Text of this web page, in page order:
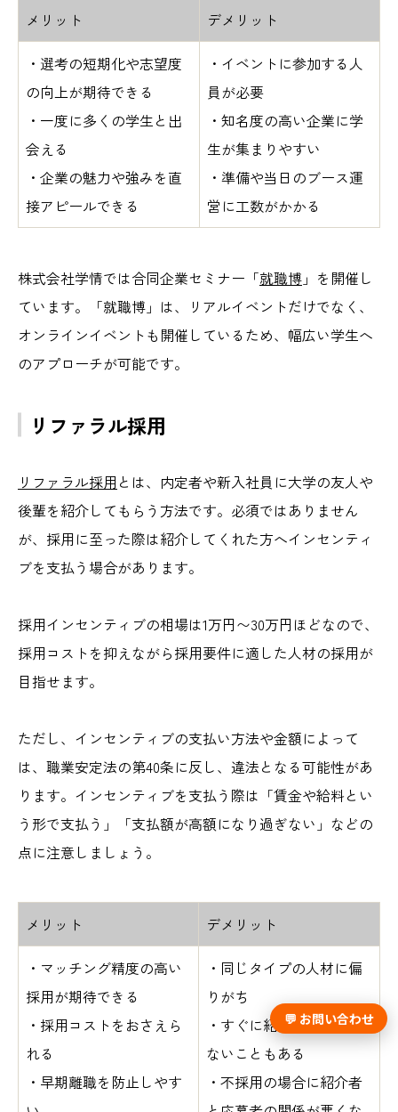
メリット デメリット
・選考の短期化や志望度
の向上が期待できる
・一度に多くの学生と出
会える
・企業の魅力や強みを直
接アピールできる
・イベントに参加する人
員が必要
・知名度の高い企業に学
生が集まりやすい
・準備や当日のブース運
営に工数がかかる
株式会社学情では合同企業セミナー「就職博 」を開催し
ています。「就職博」は、リアルイベントだけでなく、
オンラインイベントも開催しているため、幅広い学生へ
のアプローチが可能です。
リファラル採用
リファラル採用 とは、内定者や新入社員に大学の友人や
後輩を紹介してもらう方法です。必須ではありません
が、採用に至った際は紹介してくれた方へインセンティ
ブを支払う場合があります。
採用インセンティブの相場は1万円〜30万円ほどなので、
採用コストを抑えながら採用要件に適した人材の採用が
目指せます。
ただし、インセンティブの支払い方法や金額によって
は、職業安定法の第40条に反し、違法となる可能性があ
ります。インセンティブを支払う際は「賃金や給料とい
う形で支払う」「支払額が高額になり過ぎない」などの
点に注意しましょう。
メリット デメリット
・マッチング精度の高い
採用が期待できる
・採用コストをおさえら
れる
・早期離職を防止しやす
・同じタイプの人材に偏
りがち
・すぐに紹介を受けられ
ないこともある
・ 不採用の場合に紹介者
💬 お問い合わせ